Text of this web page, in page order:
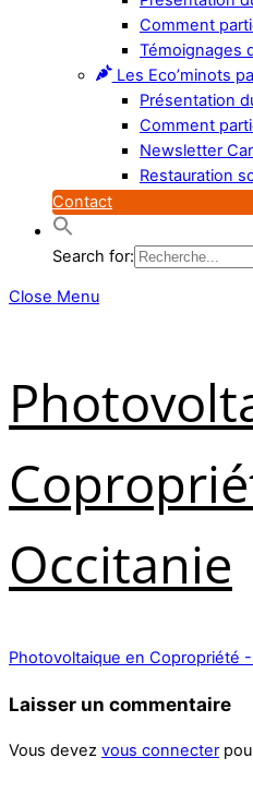
Comment
Témoignages
Les Eco’minots
Présentation
Comment
Newsletter
Restauration
Contact
Search for:
Close Menu
Occitanie
Photovoltaique en Copropriété
Laisser un commentaire
Vous devez vous connecter